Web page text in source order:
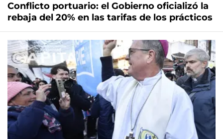
Conflicto portuario: el Gobierno oficializó la
rebaja del 20% en las tarifas de los prácticos